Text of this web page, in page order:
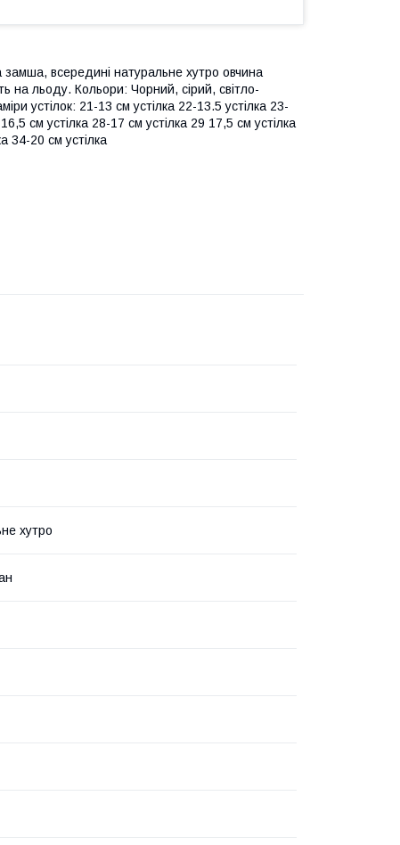
замша, всередині натуральне хутро овчина
на льоду. Кольори: Чорний, сірий, світло-
устілок: 21-13 см устілка 22-13.5 устілка 23-
см устілка 28-17 см устілка 29 17,5 см устілка
34-20 см устілка
хутро